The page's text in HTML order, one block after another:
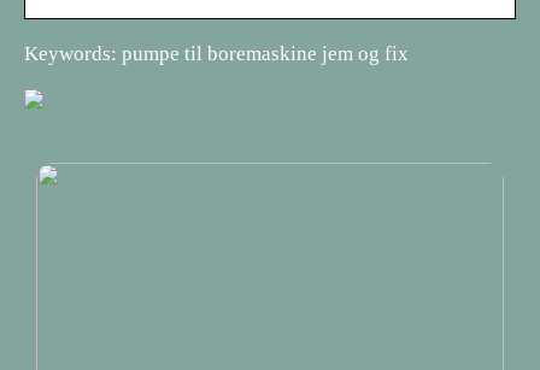
Keywords: pumpe til boremaskine jem og fix